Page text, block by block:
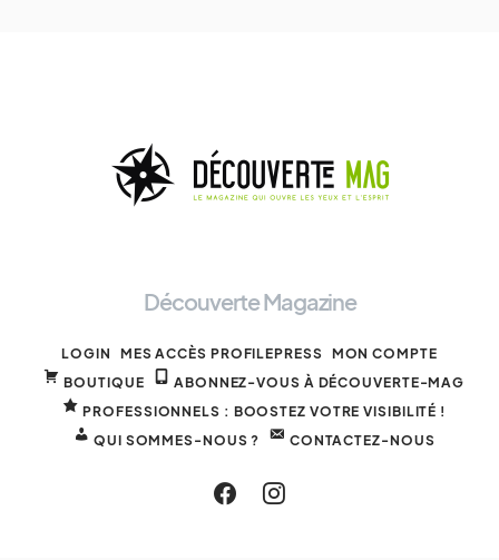
Découverte Magazine
LOGIN MES ACCÈS PROFILEPRESS MON COMPTE
BOUTIQUE
ABONNEZ-VOUS À DÉCOUVERTE-MAG
PROFESSIONNELS : BOOSTEZ VOTRE VISIBILITÉ !
QUI SOMMES-NOUS ?
CONTACTEZ-NOUS